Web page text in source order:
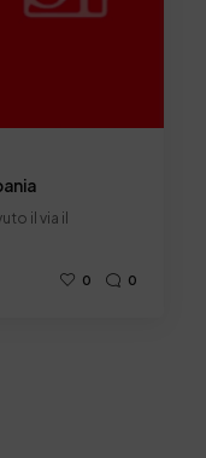
il via il
0 0